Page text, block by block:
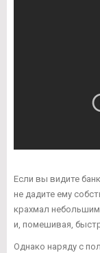
Если вы видите
не дадите ему
крахмал
и, помешивая,
Однако наряду с